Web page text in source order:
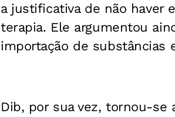
a justificativa de não haver
terapia. Ele argumentou
importação de substâncias
Dib, por sua vez, tornou-se